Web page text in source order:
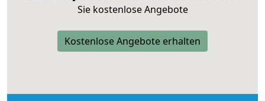
Sie kostenlose Angebote
Kostenlose Angebote erhalten